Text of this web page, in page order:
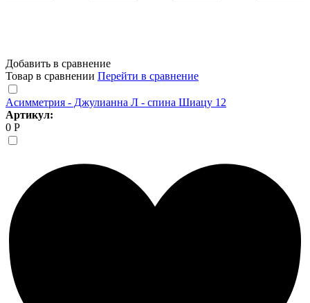
Добавить в сравнение
Товар в сравнении Перейти в сравнение
Асимметрия - Джулианна Л - спина Шиацу 12
Артикул:
0 Р